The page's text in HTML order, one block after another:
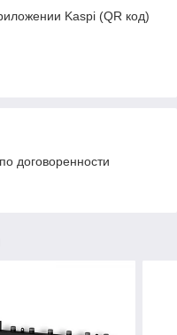
Kaspi (QR код)
договоренности